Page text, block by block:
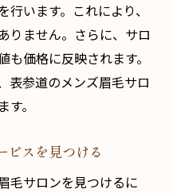
います。これにより、
りません。さらに、サロ
価格に反映されます。
表参道のメンズ眉毛サロ
。
ビスを見つける
毛サロンを見つけるに